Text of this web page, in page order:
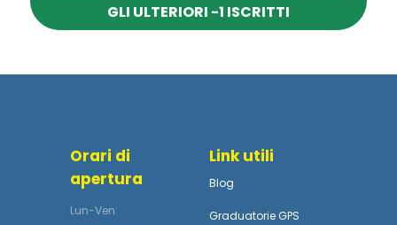
GLI ULTERIORI -1 ISCRITTI
Orari di
apertura
Lun-Ven:
Link utili
Blog
Graduatorie GPS